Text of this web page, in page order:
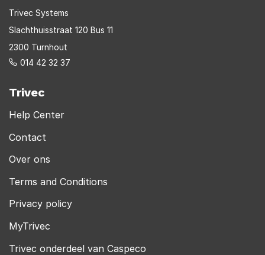
Trivec Systems
Slachthuisstraat 120 Bus 11
2300 Turnhout
014 42 32 37
Trivec
Help Center
Contact
Over ons
Terms and Conditions
Privacy policy
MyTrivec
Trivec onderdeel van Caspeco